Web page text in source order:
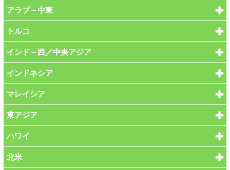
アラブ～中東
トルコ
インド～西／中央アジア
インドネシア
マレイシア
東アジア
ハワイ
北米